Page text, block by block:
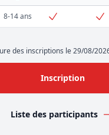
8-14 ans
des inscriptions le 29/08/
Inscription
Liste des participants